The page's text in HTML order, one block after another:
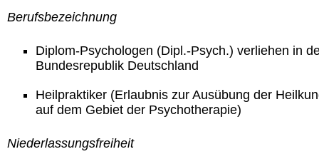
Berufsbezeichnung
Diplom-Psychologen (Dipl.-Psych.) verliehen in
Bundesrepublik Deutschland
Heilpraktiker (Erlaubnis zur Ausübung der
auf dem Gebiet der Psychotherapie)
Niederlassungsfreiheit